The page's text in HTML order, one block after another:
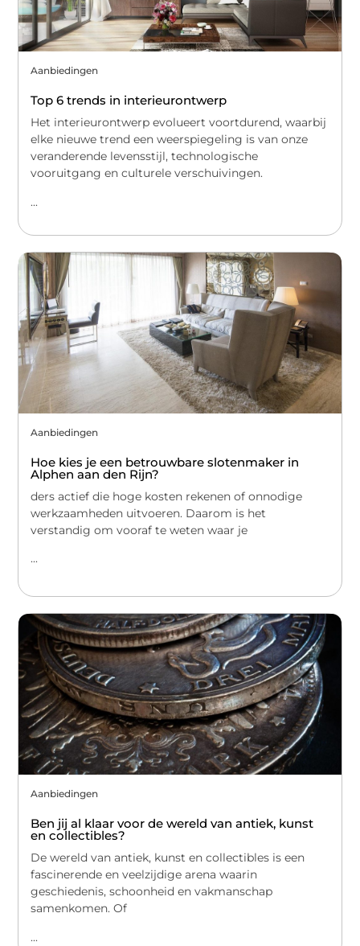
Aanbiedingen
Top 6 trends in interieurontwerp
Het interieurontwerp evolueert voortdurend, waarbij
elke nieuwe trend een weerspiegeling is van onze
veranderende levensstijl, technologische
vooruitgang en culturele verschuivingen.
...
Aanbiedingen
Hoe kies je een betrouwbare slotenmaker in
Alphen aan den Rijn?
ders actief die hoge kosten rekenen of onnodige
werkzaamheden uitvoeren. Daarom is het
verstandig om vooraf te weten waar je
...
Aanbiedingen
Ben jij al klaar voor de wereld van antiek, kunst
en collectibles?
De wereld van antiek, kunst en collectibles is een
fascinerende en veelzijdige arena waarin
geschiedenis, schoonheid en vakmanschap
samenkomen. Of
...